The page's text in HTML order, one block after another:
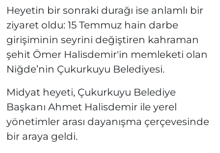
Heyetin bir sonraki durağı ise anlamlı bir
ziyaret oldu: 15 Temmuz hain darbe
girişiminin seyrini değiştiren kahraman
şehit Ömer Halisdemir'in memleketi olan
Niğde’nin Çukurkuyu Belediyesi.
Midyat heyeti, Çukurkuyu Belediye
Başkanı Ahmet Halisdemir ile yerel
yönetimler arası dayanışma çerçevesinde
bir araya geldi.